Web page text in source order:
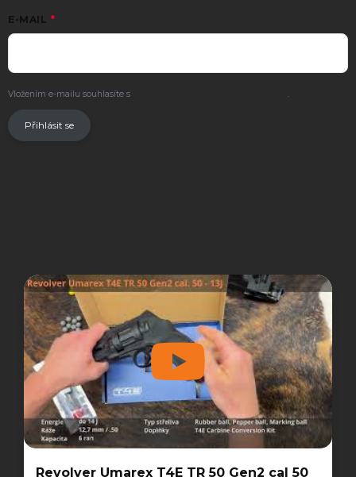
E-MAIL
Vložením e-mailu souhlasíte s .
Přihlásit se
Revolver Umarex T4E TR 50 Gen2 cal 50